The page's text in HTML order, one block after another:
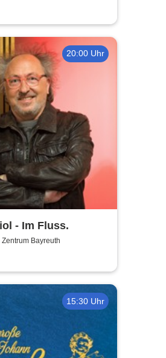
20:00 Uhr
- Im Fluss.
Bayreuth
15:30 Uhr